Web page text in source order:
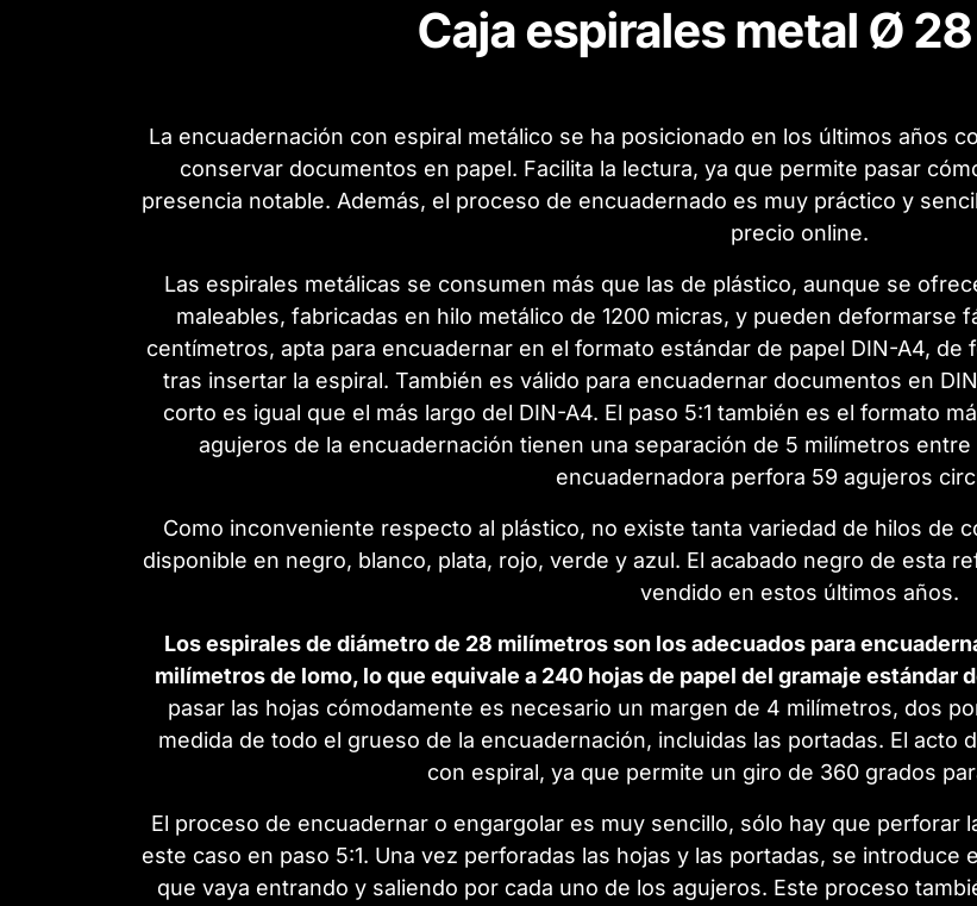
Caja espirales metal Ø
La encuadernación con espiral metálico se ha posicionado en los últimos años
conservar documentos en papel. Facilita la lectura, ya que permite pasar
presencia notable. Además, el proceso de encuadernado es muy práctico y
precio online.
Las espirales metálicas se consumen más que las de plástico, aunque se
maleables, fabricadas en hilo metálico de 1200 micras, y pueden deformarse
centímetros, apta para encuadernar en el formato estándar de papel DIN-A4,
tras insertar la espiral. También es válido para encuadernar documentos en
corto es igual que el más largo del DIN-A4. El paso 5:1 también es el formato
agujeros de la encuadernación tienen una separación de 5 milímetros
encuadernadora perfora 59 agujeros
Como inconveniente respecto al plástico, no existe tanta variedad de hilos de
disponible en negro, blanco, plata, rojo, verde y azul. El acabado negro de esta
vendido en estos últimos años.
Los espirales de diámetro de 28 milímetros son los adecuados para
milímetros de lomo, lo que equivale a 240 hojas de papel del gramaje estándar
pasar las hojas cómodamente es necesario un margen de 4 milímetros, dos
medida de todo el grueso de la encuadernación, incluidas las portadas. El acto
con espiral, ya que permite un giro de 360 grados
El proceso de encuadernar o engargolar es muy sencillo, sólo hay que perforar
este caso en paso 5:1. Una vez perforadas las hojas y las portadas, se
que vaya entrando y saliendo por cada uno de los agujeros. Este proceso